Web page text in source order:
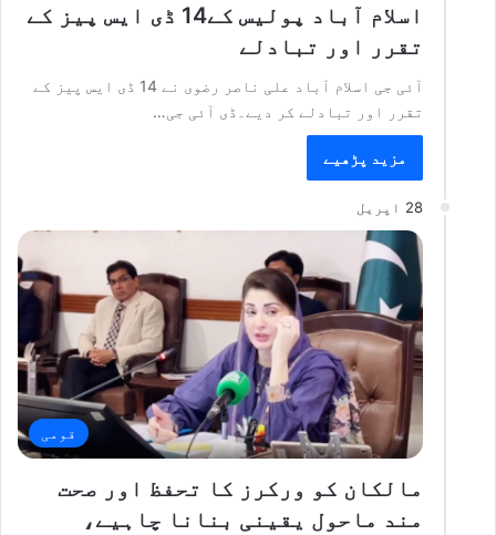
اسلام آباد پولیس کے14 ڈی ایس پیز کے
تقرر اور تبادلے
آئی جی اسلام آباد علی ناصر رضوی نے 14 ڈی ایس پیز کے
تقرر اور تبادلے کر دیے۔ڈی آئی جی…
مزید پڑھیے
28 اپریل
قومی
مالکان کو ورکرز کا تحفظ اور صحت
مند ماحول یقینی بنانا چاہیے،